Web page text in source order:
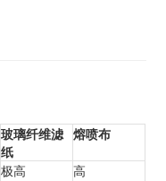
玻璃纤维滤
纸
熔喷布
极高 高